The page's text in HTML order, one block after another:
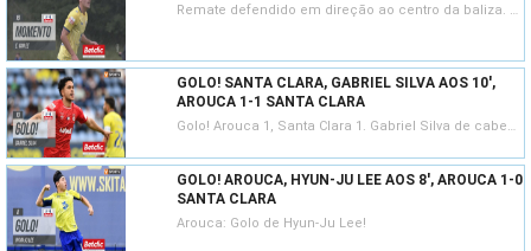
Remate defendido em direção ao centro da baliza. Espen van Ee remate com o pé esquerdo de fora da área. Assistência de Alfonso Trezza.
GOLO! SANTA CLARA, GABRIEL SILVA AOS 10',
AROUCA 1-1 SANTA CLARA
Golo! Arouca 1, Santa Clara 1. Gabriel Silva de cabeça em frente à baliza resultante do canto.
GOLO! AROUCA, HYUN-JU LEE AOS 8', AROUCA 1-0
SANTA CLARA
Arouca: Golo de Hyun-Ju Lee!